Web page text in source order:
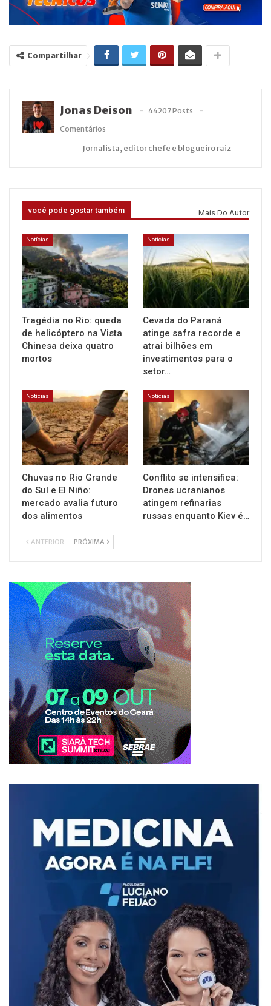
Compartilhar
Jonas Deison
44207 Posts
Comentários
Jornalista, editor chefe e blogueiro raiz
você pode gostar também Mais Do Autor
Notícias
Tragédia no Rio: queda
de helicóptero na Vista
Chinesa deixa quatro
mortos
Notícias
Cevada do Paraná
atinge safra recorde e
atrai bilhões em
investimentos para o
setor…
Notícias
Chuvas no Rio Grande
do Sul e El Niño:
mercado avalia futuro
dos alimentos
Notícias
Conflito se intensifica:
Drones ucranianos
atingem refinarias
russas enquanto Kiev é…
ANTERIOR PRÓXIMA